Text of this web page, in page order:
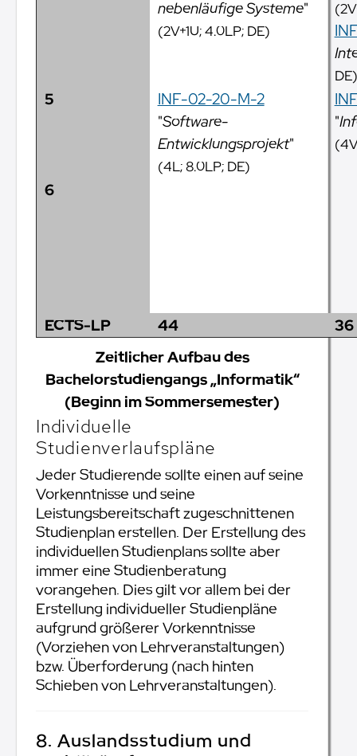
nebenläufige Systeme"
(2V+1U; 4.0LP; DE)
5
INF-02-20-M-2
"Software-
Entwicklungsprojekt"
(4L; 8.0LP; DE)
"
6
ECTS-LP 44
36
Zeitlicher Aufbau des
Bachelorstudiengangs „Informatik“
(Beginn im Sommersemester)
Individuelle
Studienverlaufspläne
Jeder Studierende sollte einen auf seine
Vorkenntnisse und seine
Leistungsbereitschaft zugeschnittenen
Studienplan erstellen. Der Erstellung des
individuellen Studienplans sollte aber
immer eine Studienberatung
vorangehen. Dies gilt vor allem bei der
Erstellung individueller Studienpläne
aufgrund größerer Vorkenntnisse
(Vorziehen von Lehrveranstaltungen)
bzw. Überforderung (nach hinten
Schieben von Lehrveranstaltungen).
8. Auslandsstudium und